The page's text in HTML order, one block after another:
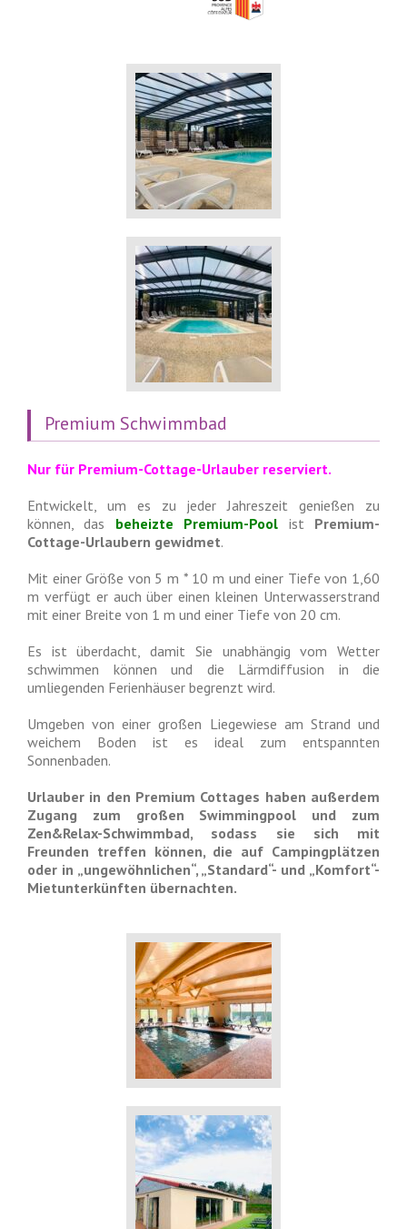
Premium Schwimmbad
Nur für Premium-Cottage-Urlauber reserviert.
Entwickelt, um es zu jeder Jahreszeit genießen zu
können, das beheizte Premium-Pool ist Premium-
Cottage-Urlaubern gewidmet.
Mit einer Größe von 5 m * 10 m und einer Tiefe von 1,60
m verfügt er auch über einen kleinen Unterwasserstrand
mit einer Breite von 1 m und einer Tiefe von 20 cm.
Es ist überdacht, damit Sie unabhängig vom Wetter
schwimmen können und die Lärmdiffusion in die
umliegenden Ferienhäuser begrenzt wird.
Umgeben von einer großen Liegewiese am Strand und
weichem Boden ist es ideal zum entspannten
Sonnenbaden.
Urlauber in den Premium Cottages haben außerdem
Zugang zum großen Swimmingpool und zum
Zen&Relax-Schwimmbad, sodass sie sich mit
Freunden treffen können, die auf Campingplätzen
oder in „ungewöhnlichen“, „Standard“- und „Komfort“-
Mietunterkünften übernachten.